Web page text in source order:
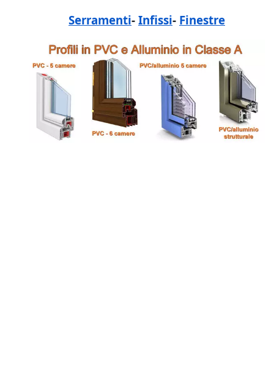
Serramenti- Infissi- Finestre